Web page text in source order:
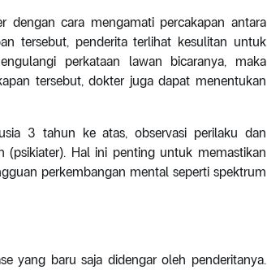
cara mengamati percakapan antara
tersebut, penderita terlihat kesulitan untuk
perkataan lawan bicaranya, maka
tersebut, dokter juga dapat menentukan
3 tahun ke atas, observasi perilaku dan
(psikiater). Hal ini penting untuk memastikan
perkembangan mental seperti spektrum
yang baru saja didengar oleh penderitanya.